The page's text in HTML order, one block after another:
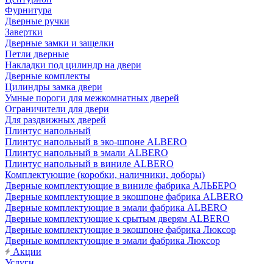
Фурнитура
Дверные ручки
Завертки
Дверные замки и защелки
Петли дверные
Накладки под цилиндр на двери
Дверные комплекты
Цилиндры замка двери
Умные пороги для межкомнатных дверей
Ограничители для двери
Для раздвижных дверей
Плинтус напольный
Плинтус напольный в эко-шпоне ALBERO
Плинтус напольный в эмали ALBERO
Плинтус напольный в виниле ALBERO
Комплектующие (коробки, наличники, доборы)
Дверные комплектующие в виниле фабрика АЛЬБЕРО
Дверные комплектующие в экошпоне фабрика ALBERO
Дверные комплектующие в эмали фабрика ALBERO
Дверные комплектующие к срытым дверям ALBERO
Дверные комплектующие в экошпоне фабрика Люксор
Дверные комплектующие в эмали фабрика Люксор
Акции